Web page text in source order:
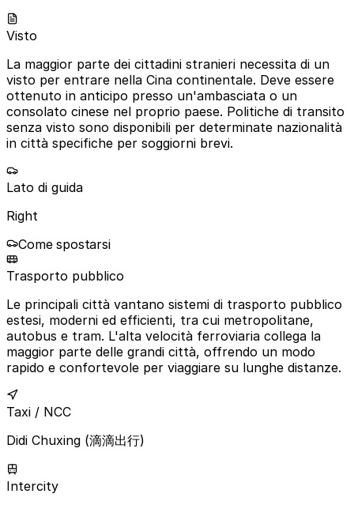
Visto
La maggior parte dei cittadini stranieri necessita di un
visto per entrare nella Cina continentale. Deve essere
ottenuto in anticipo presso un'ambasciata o un
consolato cinese nel proprio paese. Politiche di transito
senza visto sono disponibili per determinate nazionalità
in città specifiche per soggiorni brevi.
Lato di guida
Right
Come spostarsi
Trasporto pubblico
Le principali città vantano sistemi di trasporto pubblico
estesi, moderni ed efficienti, tra cui metropolitane,
autobus e tram. L'alta velocità ferroviaria collega la
maggior parte delle grandi città, offrendo un modo
rapido e confortevole per viaggiare su lunghe distanze.
Taxi / NCC
Didi Chuxing (滴滴出行)
Intercity